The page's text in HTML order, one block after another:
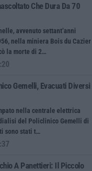
Che Dura Da 70
avvenuto settant’anni
nella miniera Bois du Cazier
la morte di 2…
Gemelli, Evacuati Diversi
nella centrale elettrica
del Policlinico Gemelli di
sono stati t…
A Panettieri: Il Piccolo